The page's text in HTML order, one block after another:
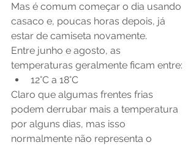
Mas é comum começar o dia usando
casaco e, poucas horas depois, já
estar de camiseta novamente.
Entre junho e agosto, as
temperaturas geralmente ficam entre:
12°C a 18°C
Claro que algumas frentes frias
podem derrubar mais a temperatura
por alguns dias, mas isso
normalmente não representa o